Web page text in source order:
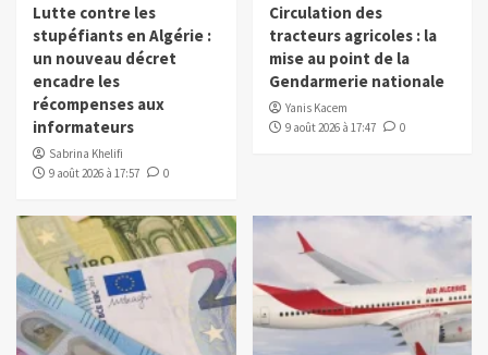
Lutte contre les
stupéfiants en Algérie :
un nouveau décret
encadre les
récompenses aux
informateurs
Sabrina Khelifi
9 août 2026 à 17:57
0
Circulation des
tracteurs agricoles : la
mise au point de la
Gendarmerie nationale
Yanis Kacem
9 août 2026 à 17:47
0